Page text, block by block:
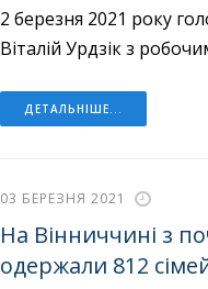
2 березня 2021 року
Віталій Урдзік з
ДЕТАЛЬНІШЕ...
03 БЕРЕЗНЯ 2021
На Вінниччині з
одержали 812